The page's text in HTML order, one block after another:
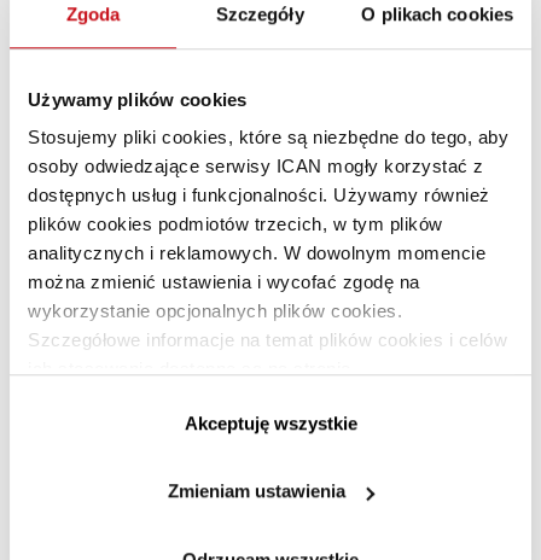
Zgoda Szczegóły O plikach cookies
Używamy plików cookies
Stosujemy pliki cookies, które są niezbędne do tego, aby
osoby odwiedzające serwisy ICAN mogły korzystać z
dostępnych usług i funkcjonalności. Używamy również
plików cookies podmiotów trzecich, w tym plików
analitycznych i reklamowych. W dowolnym momencie
można zmienić ustawienia i wycofać zgodę na
wykorzystanie opcjonalnych plików cookies.
Szczegółowe informacje na temat plików cookies i celów
Akceptuję wszystkie
Zmieniam ustawienia
łańcuchów dostaw w 2020 roku to pierwsze oznaki
systematycznej zmiany, nie wystarczą one jednak, by móc
regionalizuje.
Globalizacja to coś więcej niż
handel
Podobne wnioski płyną z raportu DHL Global
Connectedness Index 2021, który bada globalizację nie tylko
w ujęciu handlowym, ale szerszym, uwzględniającym
przepływy kapitału, informacji i migrację ludności.
potwierdza tezę naukowców z St. Gallen – po wybuchu
bardzo szybko wróciła na stare tory. Już w 2021 roku
były większe niż przed pandemią. Natomiast początkowo